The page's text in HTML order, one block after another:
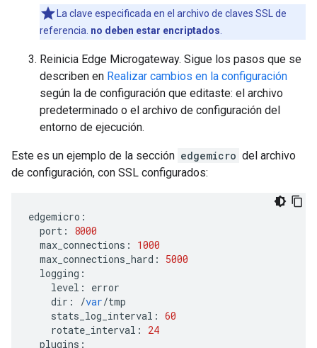
La clave especificada en el archivo de claves SSL de
referencia. no deben estar encriptados
Reinicia Edge Microgateway. Sigue los pasos que se
describen en Realizar cambios en la configuración
según la de configuración que editaste: el archivo
predeterminado o el archivo de configuración del
entorno de ejecución.
Este es un ejemplo de la sección edgemicro del archivo
de configuración, con SSL configurados:
edgemicro :
port :
8000
max_connections :
1000
max_connections_hard :
5000
logging :
level :
error
dir : /var/tmp
stats_log_interval : 60
rotate_interval :
24
plugins :